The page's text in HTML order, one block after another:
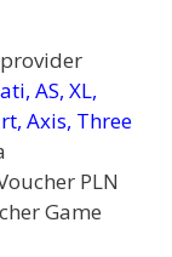
AS, XL,
Axis, Three
PLN
Game